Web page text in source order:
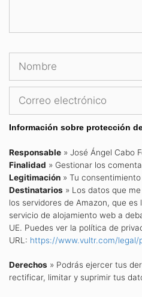
Nombre
Información sobre protección
Responsable » José Ángel Cabo
Finalidad » Gestionar los
Legitimación » Tu consentimiento
Destinatarios » Los datos que
los servidores de Amazon, que es
servicio de alojamiento web a
UE. Puedes ver la política de
URL: https://www.vultr.com/legal/
Derechos » Podrás ejercer tus
rectificar, limitar y suprimir tus